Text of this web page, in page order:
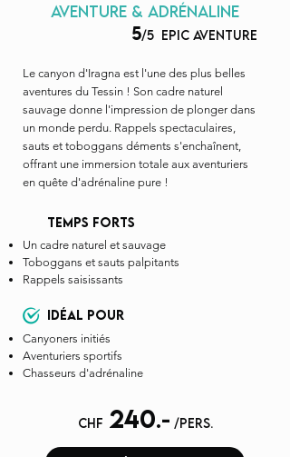
aventure & adrénaline
5/5 EPIC aventure
Le canyon d'Iragna est l'une des plus belles
aventures du Tessin ! Son cadre naturel
sauvage donne l'impression de plonger dans
un monde perdu. Rappels spectaculaires,
sauts et toboggans déments s'enchaînent,
offrant une immersion totale aux aventuriers
en quête d'adrénaline pure !
temps forts
Un cadre naturel et sauvage
Toboggans et sauts palpitants
​Rappels saisissants
idéal pour
Canyoners initiés
Aventuriers sportifs
Chasseurs d'adrénaline
chf 240.- /pers.